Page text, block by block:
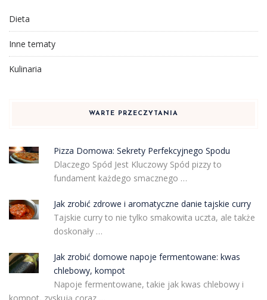
Dieta
Inne tematy
Kulinaria
WARTE PRZECZYTANIA
Pizza Domowa: Sekrety Perfekcyjnego Spodu
Dlaczego Spód Jest Kluczowy Spód pizzy to
fundament każdego smacznego …
Jak zrobić zdrowe i aromatyczne danie tajskie curry
Tajskie curry to nie tylko smakowita uczta, ale także
doskonały …
Jak zrobić domowe napoje fermentowane: kwas
chlebowy, kompot
Napoje fermentowane, takie jak kwas chlebowy i